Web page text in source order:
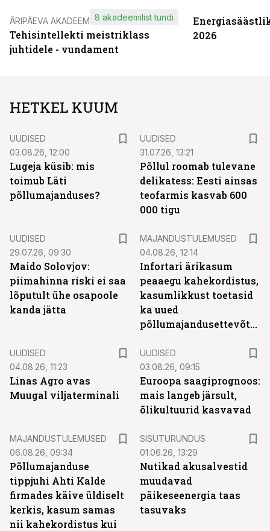
ÄRIPÄEVA AKADEEMIA
Tehisintellekti meistriklass
juhtidele - vundament
8 akadeemilist tundi
2026
HETKEL KUUM
UUDISED
03.08.26, 12:00
Lugeja küsib: mis
toimub Läti
põllumajanduses?
UUDISED
31.07.26, 13:21
Põllul roomab tulevane
delikatess: Eesti ainsas
teofarmis kasvab 600
000 tigu
UUDISED
29.07.26, 09:30
Maido Solovjov:
piimahinna riski ei saa
lõputult ühe osapoole
kanda jätta
MAJANDUSTULEMUSED
04.08.26, 12:14
Infortari ärikasum
peaaegu kahekordistus,
kasumlikkust toetasid
ka uued
põllumajandusettevõtted
UUDISED
04.08.26, 11:23
Linas Agro avas
Muugal viljaterminali
UUDISED
03.08.26, 09:15
Euroopa saagiprognoos:
mais langeb järsult,
õlikultuurid kasvavad
MAJANDUSTULEMUSED
06.08.26, 09:34
Põllumajanduse
tippjuhi Ahti Kalde
firmades käive üldiselt
kerkis, kasum samas
nii kahekordistus kui
SISUTURUNDUS
01.06.26, 13:29
Nutikad akusalvestid
muudavad
päikeseenergia taas
tasuvaks